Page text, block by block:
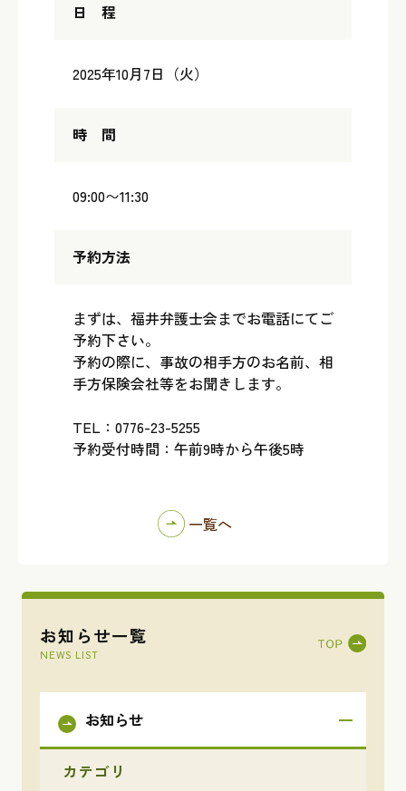
お知らせ一覧
NEWS LIST
お知らせ
カテゴリ
日 程
2025年10月7日（火）
時 間
09:00〜11:30
予約方法
まずは、福井弁護士会までお電話にてご
予約下さい。
予約の際に、事故の相手方のお名前、相
手方保険会社等をお聞きします。
TEL：0776-23-5255
予約受付時間：午前9時から午後5時
一覧へ